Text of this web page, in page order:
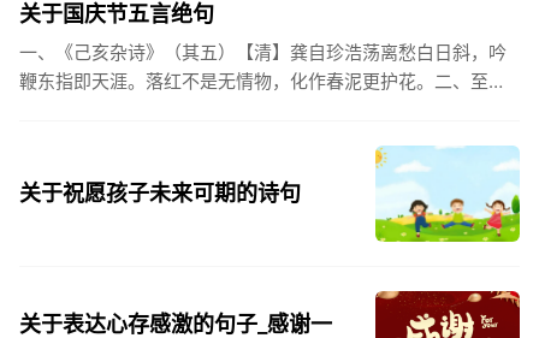
关于国庆节五言绝句
一、《己亥杂诗》（其五）【清】龚自珍浩荡离愁白日斜，吟
鞭东指即天涯。落红不是无情物，化作春泥更护花。二、至今
关于祝愿孩子未来可期的诗句
关于表达心存感激的句子_感谢一